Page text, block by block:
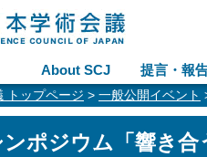
About SCJ 提言・報
トップページ > 一般公開イベント
ポジウム「響き